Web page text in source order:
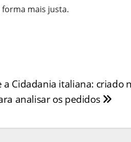
mais justa.
Cidadania italiana: criado
analisar os pedidos